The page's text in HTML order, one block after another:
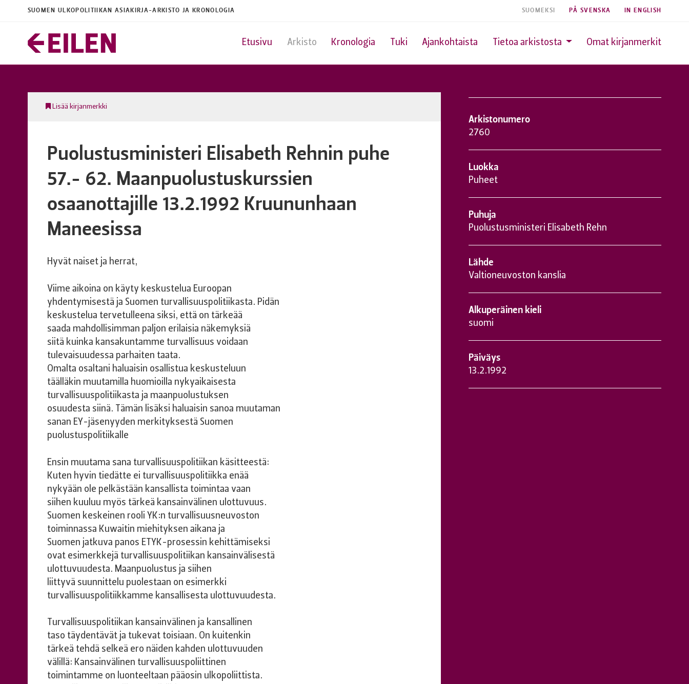
SUOMEN ULKOPOLITIIKAN ASIAKIRJA-ARKISTO JA KRONOLOGIA SUOMEKSI PÅ SVENSKA IN ENGLISH
Etusivu Arkisto Kronologia Tuki Ajankohtaista Tietoa arkistosta Omat kirjanmerkit
Lisää kirjanmerkki
Puolustusministeri Elisabeth Rehnin puhe
57.- 62. Maanpuolustuskurssien
osaanottajille 13.2.1992 Kruununhaan
Maneesissa
Hyvät naiset ja herrat,
Viime aikoina on käyty keskustelua Euroopan
yhdentymisestä ja Suomen turvallisuuspolitiikasta. Pidän
keskustelua tervetulleena siksi, että on tärkeää
saada mahdollisimman paljon erilaisia näkemyksiä
siitä kuinka kansakuntamme turvallisuus voidaan
tulevaisuudessa parhaiten taata.
Omalta osaltani haluaisin osallistua keskusteluun
täälläkin muutamilla huomioilla nykyaikaisesta
turvallisuuspolitiikasta ja maanpuolustuksen
osuudesta siinä. Tämän lisäksi haluaisin sanoa muutaman
sanan EY-jäsenyyden merkityksestä Suomen
puolustuspolitiikalle
Ensin muutama sana turvallisuuspolitiikan käsitteestä:
Kuten hyvin tiedätte ei turvallisuuspolitiikka enää
nykyään ole pelkästään kansallista toimintaa vaan
siihen kuuluu myös tärkeä kansainvälinen ulottuvuus.
Suomen keskeinen rooli YK:n turvallisuusneuvoston
toiminnassa Kuwaitin miehityksen aikana ja
Suomen jatkuva panos ETYK-prosessin kehittämiseksi
ovat esimerkkejä turvallisuuspolitiikan kansainvälisestä
ulottuvuudesta. Maanpuolustus ja siihen
liittyvä suunnittelu puolestaan on esimerkki
turvallisuuspolitiikkamme kansallisesta ulottuvuudesta.
Turvallisuuspolitiikan kansainvälinen ja kansallinen
taso täydentävät ja tukevat toisiaan. On kuitenkin
tärkeä tehdä selkeä ero näiden kahden ulottuvuuden
välillä: Kansainvälinen turvallisuuspoliittinen
toimintamme on luonteeltaan pääosin ulkopoliittista.
Arkistonumero
2760
Luokka
Puheet
Puhuja
Puolustusministeri Elisabeth Rehn
Lähde
Valtioneuvoston kanslia
Alkuperäinen kieli
suomi
Päiväys
13.2.1992